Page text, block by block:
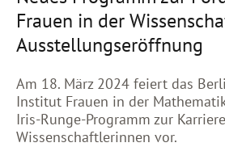
Frauen in der
Ausstellungseröffnung
Am 18. März 2024 feiert das
Institut Frauen in der
Iris-Runge-Programm zur
Wissenschaftlerinnen vor.